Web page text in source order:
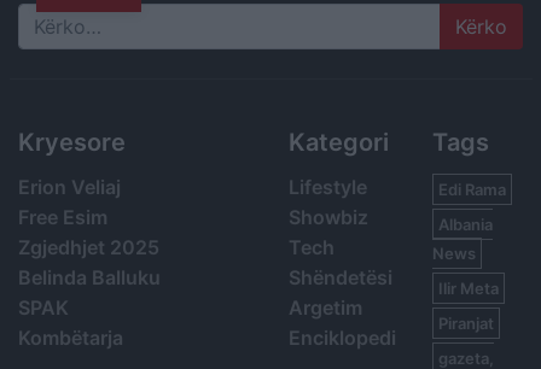
Search
Kryesore
Erion Veliaj
Free Esim
Zgjedhjet 2025
Belinda Balluku
SPAK
Kombëtarja
Kategori
Lifestyle
Showbiz
Tech
Shëndetësi
Argetim
Enciklopedi
Tags
Edi Rama
Albania
News
Ilir Meta
Piranjat
gazeta,